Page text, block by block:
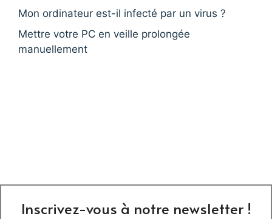
Mon ordinateur est-il infecté par un virus ?
Mettre votre PC en veille prolongée
manuellement
Inscrivez-vous à notre newsletter !